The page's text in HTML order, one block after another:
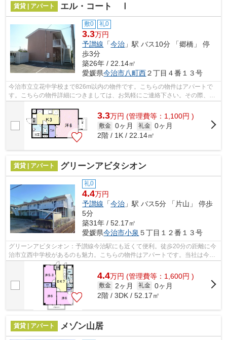
賃貸 | アパート エル・コート Ⅰ
敷0 礼0
3.3万円
予讃線 「今治 」駅 バス10分 「郷橋」 停
歩3分
築26年 / 22.14㎡
愛媛県今治市八町西２丁目４番１３号
今治市立立花中学校まで826m以内の物件です。こちらの物件はアパートで
す。こちらの物件詳細につきましては、お気軽にご連絡下さい。その際、予
讃線今治周辺の地域情報なども併せてお...
3.3万円 (管理費等：1,100円 )
敷金 0ヶ月 礼金 0ヶ月
2階 / 1K / 22.14㎡
賃貸 | アパート グリーンアビタシオン
礼0
4.4万円
予讃線 「今治 」駅 バス5分 「片山」 停歩
5分
築31年 / 52.17㎡
愛媛県今治市小泉 ５丁目１２番１３号
グリーンアビタシオン：予讃線今治駅にも近くて便利。徒歩20分の距離に今
治市立西中学校があるのも魅力。こちらの物件はアパートです。当社は今治
市や予讃線今治付近での物件情報を豊...
4.4万円 (管理費等：1,600円 )
敷金 2ヶ月 礼金 0ヶ月
2階 / 3DK / 52.17㎡
賃貸 | アパート メゾン山居